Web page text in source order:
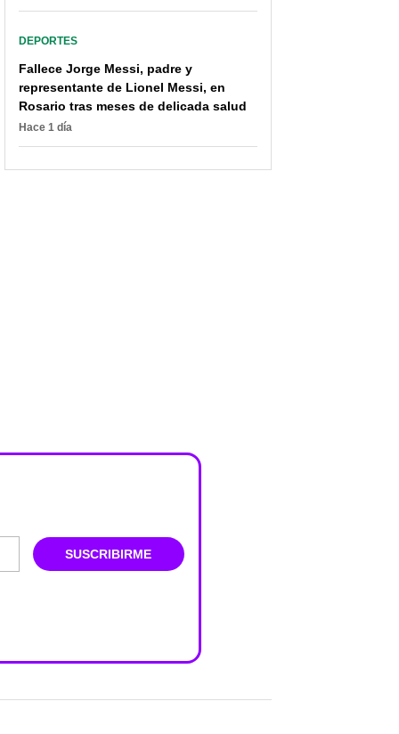
DEPORTES
Fallece Jorge Messi, padre y
representante de Lionel Messi, en
Rosario tras meses de delicada salud
Hace 1 día
SUSCRIBIRME